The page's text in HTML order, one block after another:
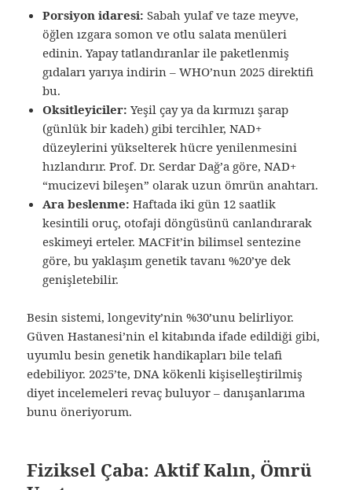
Porsiyon idaresi: Sabah yulaf ve taze meyve,
öğlen ızgara somon ve otlu salata menüleri
edinin. Yapay tatlandıranlar ile paketlenmiş
gıdaları yarıya indirin – WHO’nun 2025 direktifi
bu.
Oksitleyiciler: Yeşil çay ya da kırmızı şarap
(günlük bir kadeh) gibi tercihler, NAD+
düzeylerini yükselterek hücre yenilenmesini
hızlandırır. Prof. Dr. Serdar Dağ’a göre, NAD+
“mucizevi bileşen” olarak uzun ömrün anahtarı.
Ara beslenme: Haftada iki gün 12 saatlik
kesintili oruç, otofaji döngüsünü canlandırarak
eskimeyi erteler. MACFit’in bilimsel sentezine
göre, bu yaklaşım genetik tavanı %20’ye dek
genişletebilir.
Besin sistemi, longevity’nin %30’unu belirliyor.
Güven Hastanesi’nin el kitabında ifade edildiği gibi,
uyumlu besin genetik handikapları bile telafi
edebiliyor. 2025’te, DNA kökenli kişiselleştirilmiş
diyet incelemeleri revaç buluyor – danışanlarıma
bunu öneriyorum.
Fiziksel Çaba: Aktif Kalın, Ömrü